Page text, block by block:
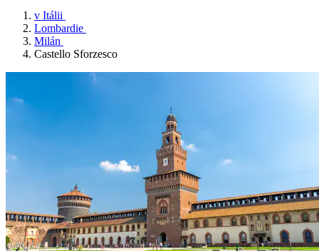
v Itálii
Lombardie
Milán
Castello Sforzesco